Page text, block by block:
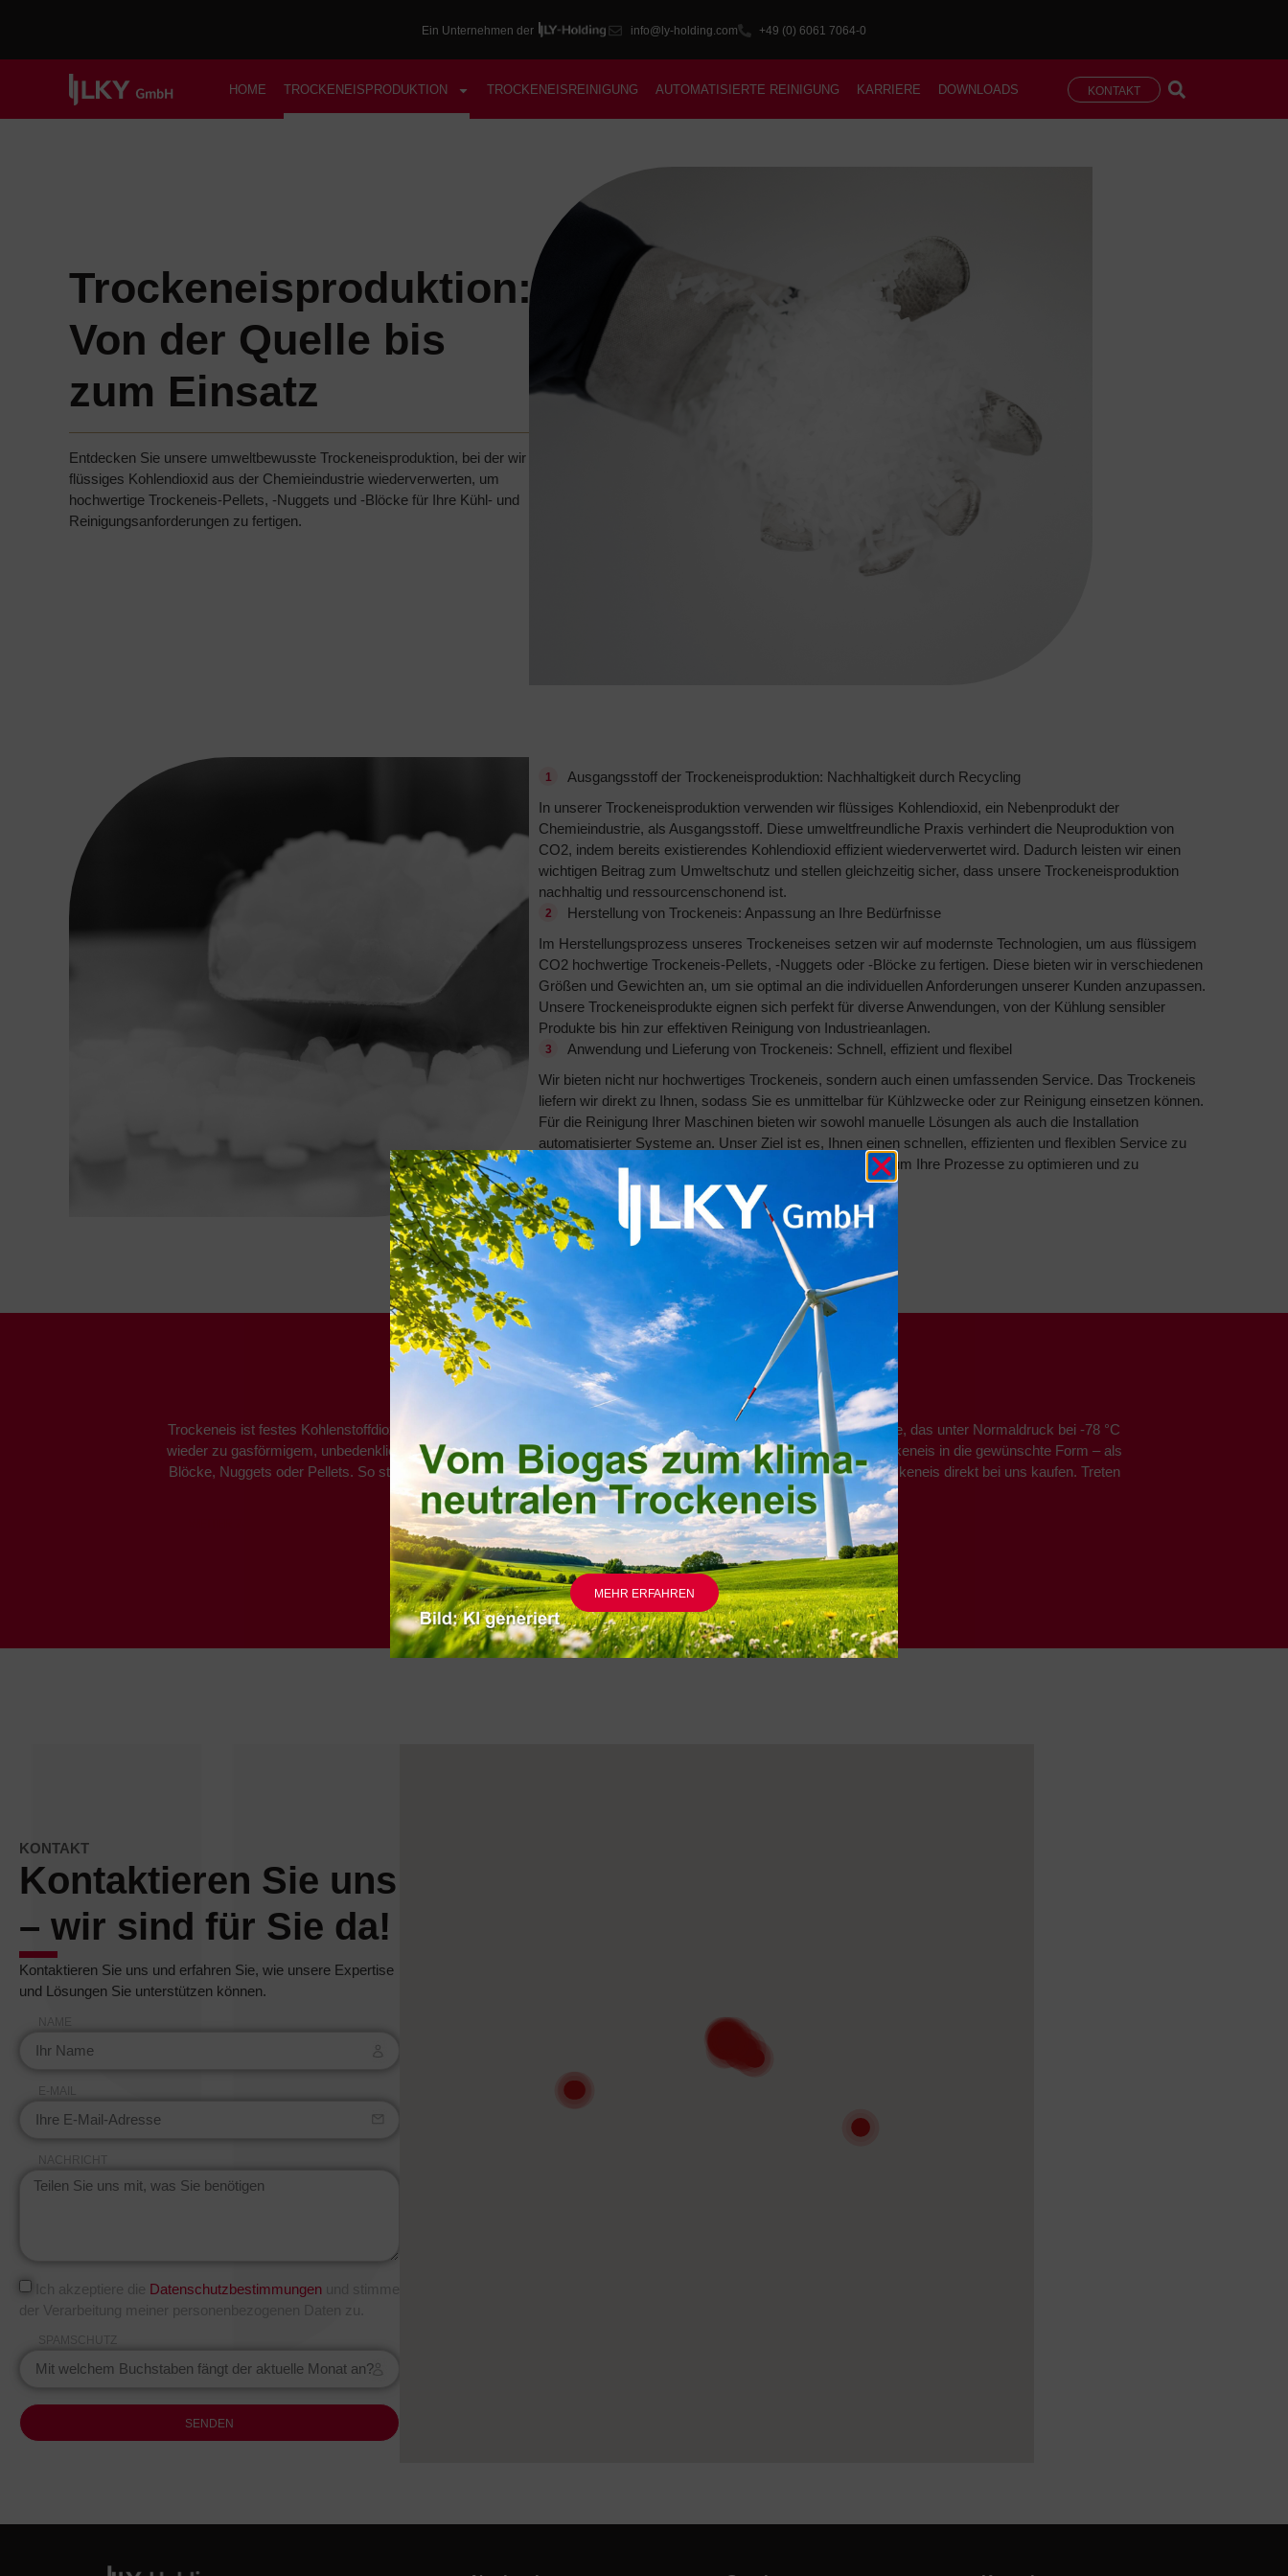
Ein Unternehmen der info@ly-holding.com +49 (0) 6061 7064-0
HOME TROCKENEISPRODUKTION TROCKENEISREINIGUNG AUTOMATISIERTE REINIGUNG KARRIERE DOWNLOADS KONTAKT
Trockeneisproduktion:
Von der Quelle bis
zum Einsatz
Entdecken Sie unsere umweltbewusste Trockeneisproduktion, bei der wir
flüssiges Kohlendioxid aus der Chemieindustrie wiederverwerten, um
hochwertige Trockeneis-Pellets, -Nuggets und -Blöcke für Ihre Kühl- und
Reinigungsanforderungen zu fertigen.
Ausgangsstoff der Trockeneisproduktion: Nachhaltigkeit durch Recycling
In unserer Trockeneisproduktion verwenden wir flüssiges Kohlendioxid, ein Nebenprodukt der
Chemieindustrie, als Ausgangsstoff. Diese umweltfreundliche Praxis verhindert die Neuproduktion von
CO2, indem bereits existierendes Kohlendioxid effizient wiederverwertet wird. Dadurch leisten wir einen
wichtigen Beitrag zum Umweltschutz und stellen gleichzeitig sicher, dass unsere Trockeneisproduktion
nachhaltig und ressourcenschonend ist.
Herstellung von Trockeneis: Anpassung an Ihre Bedürfnisse
Im Herstellungsprozess unseres Trockeneises setzen wir auf modernste Technologien, um aus flüssigem
CO2 hochwertige Trockeneis-Pellets, -Nuggets oder -Blöcke zu fertigen. Diese bieten wir in verschiedenen
Größen und Gewichten an, um sie optimal an die individuellen Anforderungen unserer Kunden anzupassen.
Unsere Trockeneisprodukte eignen sich perfekt für diverse Anwendungen, von der Kühlung sensibler
Produkte bis hin zur effektiven Reinigung von Industrieanlagen.
Anwendung und Lieferung von Trockeneis: Schnell, effizient und flexibel
Wir bieten nicht nur hochwertiges Trockeneis, sondern auch einen umfassenden Service. Das Trockeneis
liefern wir direkt zu Ihnen, sodass Sie es unmittelbar für Kühlzwecke oder zur Reinigung einsetzen können.
Für die Reinigung Ihrer Maschinen bieten wir sowohl manuelle Lösungen als auch die Installation
automatisierter Systeme an. Unser Ziel ist es, Ihnen einen schnellen, effizienten und flexiblen Service zu
bieten, der genau auf Ihre Bedürfnisse zugeschnitten ist, um Ihre Prozesse zu optimieren und zu
vereinfachen.
Trockeneis ist festes Kohlenstoffdioxid und ein Nebenprodukt der Industrie. Es entsteht in einer speziellen Atmosphäre, das unter Normaldruck bei -78 °C
wieder zu gasförmigem, unbedenklichem CO2 wird. Aus dem gefrorenen „Kohlensäureschnee“ pressen wir das Trockeneis in die gewünschte Form – als
Blöcke, Nuggets oder Pellets. So stellen wir eines der besten Kühl- und Reinigungsprodukte her. Sie können das Trockeneis direkt bei uns kaufen. Treten
Sie über das Formular mit uns in Kontakt oder rufen Sie uns auch gerne an.
WEITER ZU DEN TROCKENEISFORMEN
KONTAKT
Kontaktieren Sie uns
– wir sind für Sie da!
Kontaktieren Sie uns und erfahren Sie, wie unsere Expertise
und Lösungen Sie unterstützen können.
NAME
E-MAIL
NACHRICHT
Datenschutzbestimmungen
SPAMSCHUTZ
SENDEN
MEHR ERFAHREN